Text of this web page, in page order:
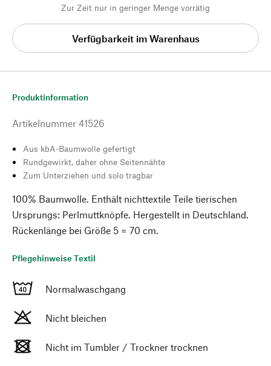
Zur Zeit nur in geringer Menge vorrätig
Verfügbarkeit im Warenhaus
Produktinformation
Artikelnummer 41526
Aus kbA-Baumwolle gefertigt
Rundgewirkt, daher ohne Seitennähte
Zum Unterziehen und solo tragbar
100% Baumwolle. Enthält nichttextile Teile tierischen
Ursprungs: Perlmuttknöpfe. Hergestellt in Deutschland.
Rückenlänge bei Größe 5 = 70 cm.
Pflegehinweise Textil
Normalwaschgang
Nicht bleichen
Nicht im Tumbler / Trockner trocknen